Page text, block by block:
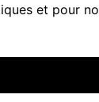
et pour